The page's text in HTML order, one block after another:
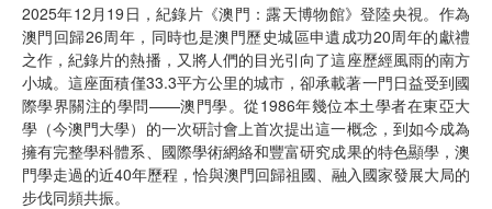
2025年12月19日，紀錄片《澳門：露天博物館》登陸央視。作為
澳門回歸26周年，同時也是澳門歷史城區申遺成功20周年的獻禮
之作，紀錄片的熱播，又將人們的目光引向了這座歷經風雨的南方
小城。這座面積僅33.3平方公里的城市，卻承載著一門日益受到國
際學界關注的學問——澳門學。從1986年幾位本土學者在東亞大
學（今澳門大學）的一次研討會上首次提出這一概念，到如今成為
擁有完整學科體系、國際學術網絡和豐富研究成果的特色顯學，澳
門學走過的近40年歷程，恰與澳門回歸祖國、融入國家發展大局的
步伐同頻共振。